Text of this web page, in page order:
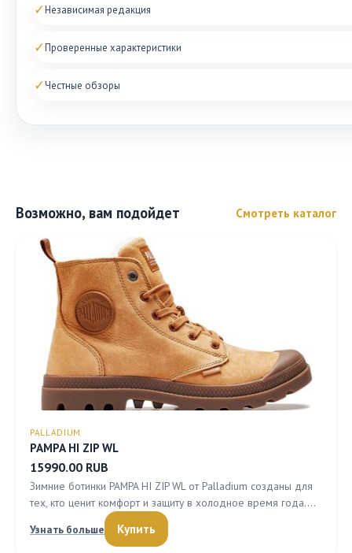
✓Независимая редакция
✓Проверенные характеристики
✓Честные обзоры
Возможно, вам подойдет Смотреть каталог
PALLADIUM
PAMPA HI ZIP WL
15990.00 RUB
Зимние ботинки PAMPA HI ZIP WL от Palladium созданы для
тех, кто ценит комфорт и защиту в холодное время года.…
Узнать больше
Купить